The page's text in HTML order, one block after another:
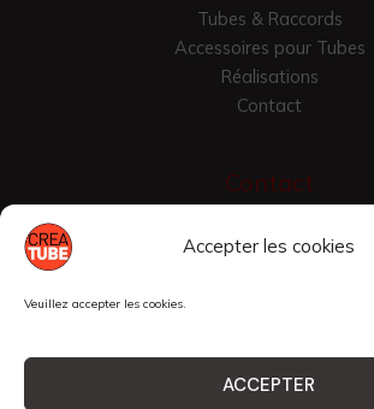
Accepter les cookies
Veuillez accepter les cookies.
ACCEPTER
Tubes & Raccords
Accessoires pour Tubes
Réalisations
Contact
Contact
Croix Vallier
42430 Saint-Just-en-Chevalet,